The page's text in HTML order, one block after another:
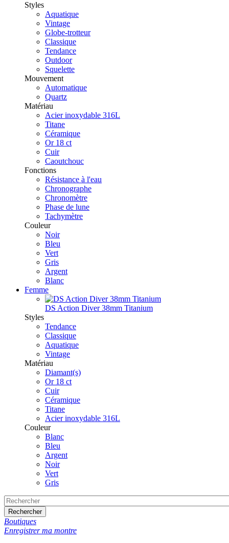
Styles
Aquatique
Vintage
Globe-trotteur
Classique
Tendance
Outdoor
Squelette
Mouvement
Automatique
Quartz
Matériau
Acier inoxydable 316L
Titane
Céramique
Or 18 ct
Cuir
Caoutchouc
Fonctions
Résistance à l'eau
Chronographe
Chronomètre
Phase de lune
Tachymètre
Couleur
Noir
Bleu
Vert
Gris
Argent
Blanc
Femme
DS Action Diver 38mm Titanium
Styles
Tendance
Classique
Aquatique
Vintage
Matériau
Diamant(s)
Or 18 ct
Cuir
Céramique
Titane
Acier inoxydable 316L
Couleur
Blanc
Bleu
Argent
Noir
Vert
Gris
Rechercher
Boutiques
Enregistrer ma montre